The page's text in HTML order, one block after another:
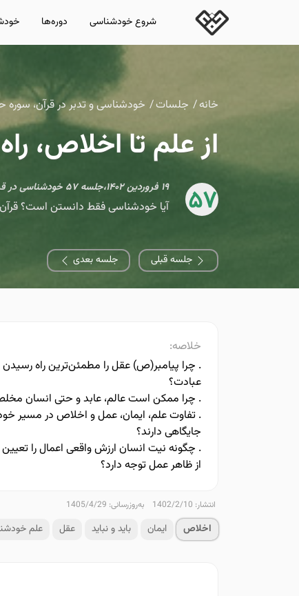
شروع خودشناسی دوره‌ها
خانه جلسات خودشناسی و تدبر در قرآن، سوره
از علم تا اخلاص،
57 ۱۹ فروردین ۱۴۰۲،جلسه ۵۷ خودشناسی در قرآن، سوره حجر، آیات ۴۲-۴۴
آیا خودشناسی فقط دانستن است؟
جلسه قبلی جلسه بعدی
خلاصه:
. چرا پیامبر(ص) عقل را مطمئن‌ترین راه
عبادت؟
. چرا ممکن است عالم، عابد و حتی انسان
. تفاوت علم، ایمان، عمل و اخلاص در مسیر
جایگاهی دارند؟
. چگونه نیت انسان ارزش واقعی اعمال را
از ظاهر عمل توجه دارد؟
انتشار: 1402/2/10 به‌روزرسانی: 1405/4/29
اخلاص ایمان باید و نباید عقل علم